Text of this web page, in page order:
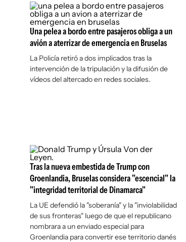
Una pelea a bordo entre pasajeros obliga a un
avión a aterrizar de emergencia en Bruselas
La Policía retiró a dos implicados tras la
intervención de la tripulación y la difusión de
vídeos del altercado en redes sociales.
Tras la nueva embestida de Trump con
Groenlandia, Bruselas considera "escencial" la
"integridad territorial de Dinamarca"
La UE defendió la "soberanía" y la "inviolabilidad
de sus fronteras" luego de que el republicano
nombrara a un enviado especial para
Groenlandia para convertir ese territorio danés